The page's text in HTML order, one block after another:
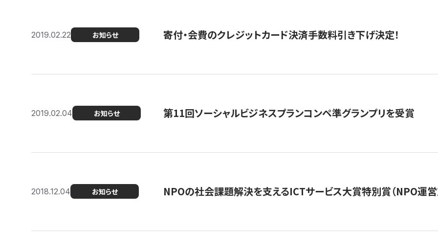
2019.02.22 お知らせ 寄付・会費のクレジットカード決済手数料引き下げ決定！
2019.02.04 お知らせ 第11回ソーシャルビジネスプランコンペ準グランプリを受賞
2018.12.04 お知らせ NPOの社会課題解決を支えるICTサービス大賞特別賞（NPO運